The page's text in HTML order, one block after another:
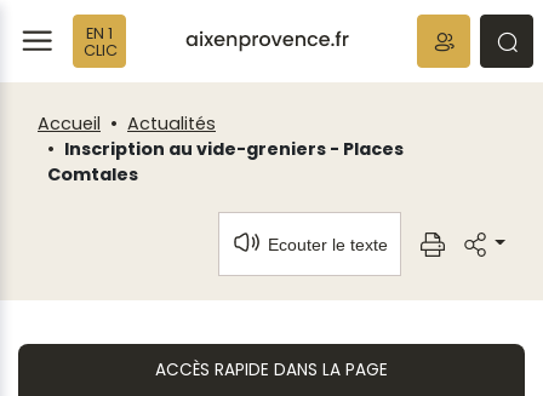
EN 1
CLIC
Accueil
Actualités
Inscription au vide-greniers - Places
Comtales
Ecouter le texte
ACCÈS RAPIDE DANS LA PAGE
Fenêtre
de
chat
Panneau de gestion des cookies